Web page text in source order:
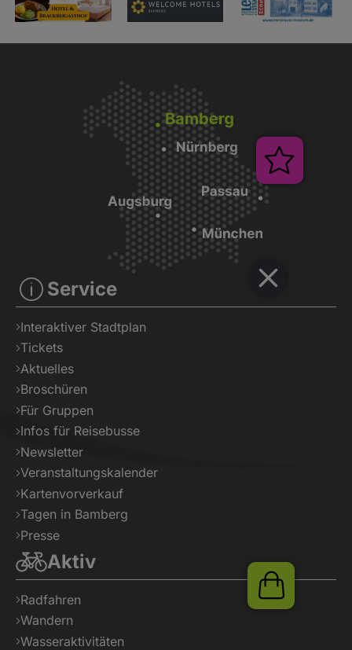
Shop
Service
Interaktiver Stadtplan
Tickets
Aktuelles
Broschüren
Für Gruppen
Infos für Reisebusse
Newsletter
Veranstaltungskalender
Kartenvorverkauf
Tagen in Bamberg
Presse
Aktiv
Radfahren
Wandern
Wasseraktivitäten